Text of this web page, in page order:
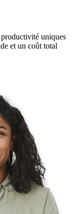
uniques
et un coût total